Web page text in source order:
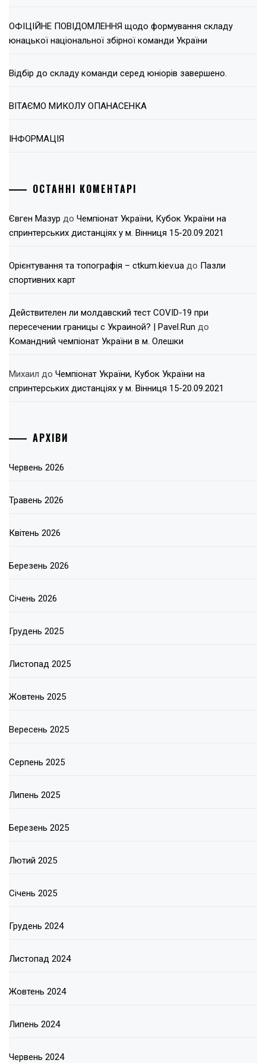
ОФІЦІЙНЕ ПОВІДОМЛЕННЯ щодо формування складу
юнацької національної збірної команди України
Відбір до складу команди серед юніорів завершено.
ВІТАЄМО МИКОЛУ ОПАНАСЕНКА
ІНФОРМАЦІЯ
ОСТАННІ КОМЕНТАРІ
Євген Мазур до Чемпіонат України, Кубок України на
спринтерських дистанціях у м. Вінниця 15-20.09.2021
Орієнтування та топографія – ctkum.kiev.ua до Пазли
спортивних карт
Действителен ли молдавский тест COVID-19 при
пересечении границы с Украиной? | Pavel.Run до
Командний чемпіонат України в м. Олешки
Михаил до Чемпіонат України, Кубок України на
спринтерських дистанціях у м. Вінниця 15-20.09.2021
АРХІВИ
Червень 2026
Травень 2026
Квітень 2026
Березень 2026
Січень 2026
Грудень 2025
Листопад 2025
Жовтень 2025
Вересень 2025
Серпень 2025
Липень 2025
Березень 2025
Лютий 2025
Січень 2025
Грудень 2024
Листопад 2024
Жовтень 2024
Липень 2024
Червень 2024